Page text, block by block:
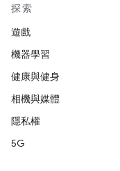
探索
遊戲
機器學習
健康與健身
相機與媒體
隱私權
5G